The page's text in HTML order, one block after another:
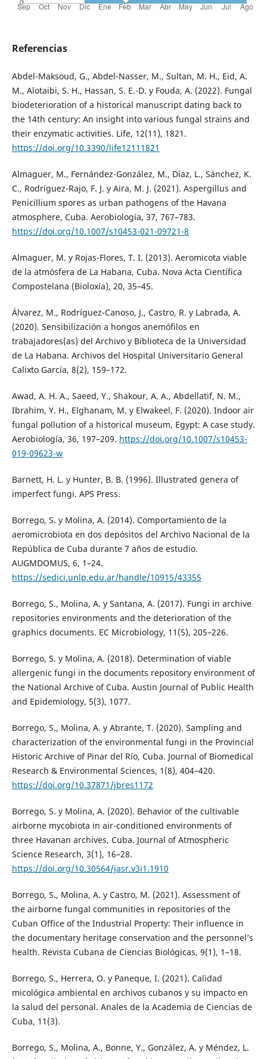
Referencias
Abdel-Maksoud, G., Abdel-Nasser, M., Sultan, M. H., Eid, A.
M., Alotaibi, S. H., Hassan, S. E.-D. y Fouda, A. (2022). Fungal
biodeterioration of a historical manuscript dating back to
the 14th century: An insight into various fungal strains and
their enzymatic activities. Life, 12(11), 1821.
https://doi.org/10.3390/life12111821
Almaguer, M., Fernández-González, M., Díaz, L., Sánchez, K.
C., Rodríguez-Rajo, F. J. y Aira, M. J. (2021). Aspergillus and
Penicillium spores as urban pathogens of the Havana
atmosphere, Cuba. Aerobiología, 37, 767–783.
https://doi.org/10.1007/s10453-021-09721-8
Almaguer, M. y Rojas-Flores, T. I. (2013). Aeromicota viable
de la atmósfera de La Habana, Cuba. Nova Acta Científica
Compostelana (Bioloxía), 20, 35–45.
Álvarez, M., Rodríguez-Canoso, J., Castro, R. y Labrada, A.
(2020). Sensibilización a hongos anemófilos en
trabajadores(as) del Archivo y Biblioteca de la Universidad
de La Habana. Archivos del Hospital Universitario General
Calixto García, 8(2), 159–172.
Awad, A. H. A., Saeed, Y., Shakour, A. A., Abdellatif, N. M.,
Ibrahim, Y. H., Elghanam, M. y Elwakeel, F. (2020). Indoor air
fungal pollution of a historical museum, Egypt: A case study.
Aerobiología, 36, 197–209. https://doi.org/10.1007/s10453-
019-09623-w
Barnett, H. L. y Hunter, B. B. (1996). Illustrated genera of
imperfect fungi. APS Press.
Borrego, S. y Molina, A. (2014). Comportamiento de la
aeromicrobiota en dos depósitos del Archivo Nacional de la
República de Cuba durante 7 años de estudio.
AUGMDOMUS, 6, 1–24.
https://sedici.unlp.edu.ar/handle/10915/43355
Borrego, S., Molina, A. y Santana, A. (2017). Fungi in archive
repositories environments and the deterioration of the
graphics documents. EC Microbiology, 11(5), 205–226.
Borrego, S. y Molina, A. (2018). Determination of viable
allergenic fungi in the documents repository environment of
the National Archive of Cuba. Austin Journal of Public Health
and Epidemiology, 5(3), 1077.
Borrego, S., Molina, A. y Abrante, T. (2020). Sampling and
characterization of the environmental fungi in the Provincial
Historic Archive of Pinar del Río, Cuba. Journal of Biomedical
Research & Environmental Sciences, 1(8), 404–420.
https://doi.org/10.37871/jbres1172
Borrego, S. y Molina, A. (2020). Behavior of the cultivable
airborne mycobiota in air-conditioned environments of
three Havanan archives, Cuba. Journal of Atmospheric
Science Research, 3(1), 16–28.
https://doi.org/10.30564/jasr.v3i1.1910
Borrego, S., Molina, A. y Castro, M. (2021). Assessment of
the airborne fungal communities in repositories of the
Cuban Office of the Industrial Property: Their influence in
the documentary heritage conservation and the personnel’s
health. Revista Cubana de Ciencias Biológicas, 9(1), 1–18.
Borrego, S., Herrera, O. y Paneque, I. (2021). Calidad
micológica ambiental en archivos cubanos y su impacto en
la salud del personal. Anales de la Academia de Ciencias de
Cuba, 11(3).
Borrego, S., Molina, A., Bonne, Y., González, A. y Méndez, L.